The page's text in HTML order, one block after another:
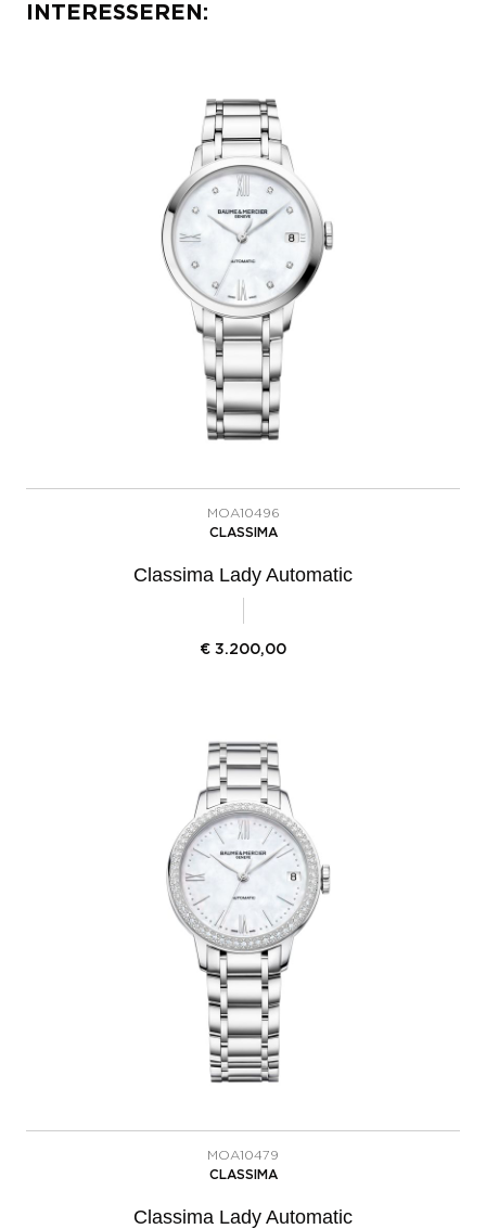
INTERESSEREN:
MOA10496
CLASSIMA
Classima Lady Automatic
€ 3.200,00
MOA10479
CLASSIMA
Classima Lady Automatic